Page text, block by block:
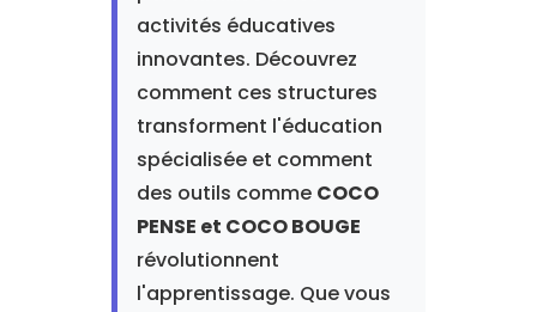
activités éducatives
innovantes. Découvrez
comment ces structures
transforment l'éducation
spécialisée et comment
des outils comme COCO
PENSE et COCO BOUGE
révolutionnent
l'apprentissage. Que vous